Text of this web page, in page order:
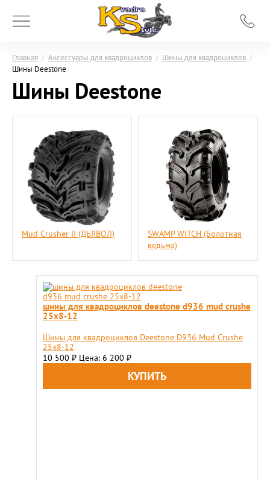
Главная / Аксессуары для квадроциклов / Шины для квадроциклов /
Шины Deestone
Шины Deestone
Mud Crusher II (ДЬЯВОЛ)
SWAMP WITCH (Болотная
ведьма)
шины для квадроциклов deestone d936 mud crushe
25x8-12
Шины для квадроциклов Deestone D936 Mud Crushe
25x8-12
10 500 ₽ Цена: 6 200 ₽